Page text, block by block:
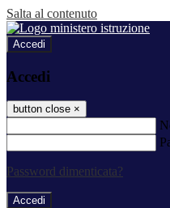
Salta al contenuto
Accedi
Accedi
button close ×
Password dimenticata?